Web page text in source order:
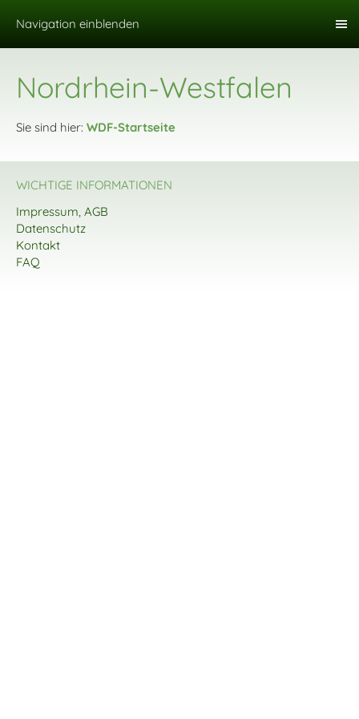
Navigation einblenden
Nordrhein-Westfalen
Sie sind hier: WDF-Startseite
WICHTIGE INFORMATIONEN
Impressum, AGB
Datenschutz
Kontakt
FAQ